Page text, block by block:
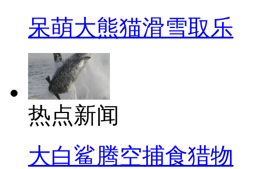
呆萌大熊猫滑雪取乐
热点新闻
大白鲨腾空捕食猎物